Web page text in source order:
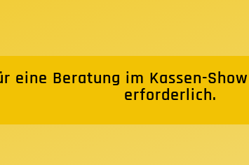
eine Beratung im Kassen-
erforderlich.